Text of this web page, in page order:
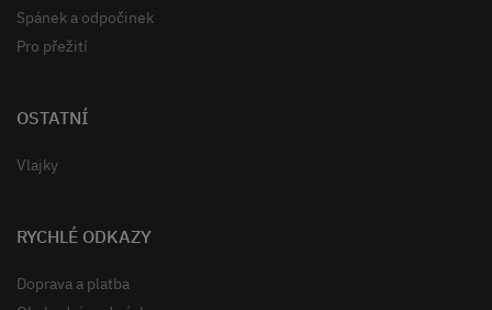
Spánek a odpočinek
Pro přežití
OSTATNÍ
Vlajky
RYCHLÉ ODKAZY
Doprava a platba